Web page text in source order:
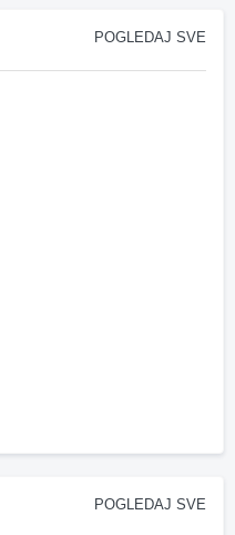
POGLEDAJ SVE
POGLEDAJ SVE